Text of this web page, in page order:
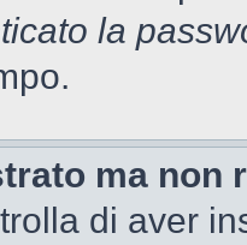
la
ma non
di aver